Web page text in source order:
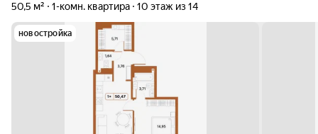
50,5 м²
1-комн. квартира 10 этаж из 14
новостройка